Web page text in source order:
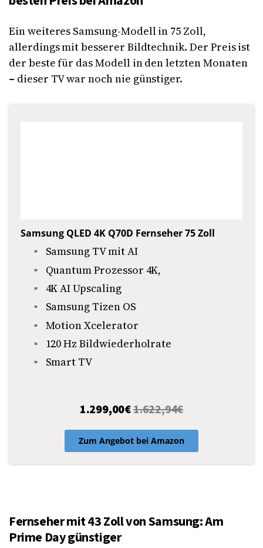
Ein weiteres Samsung-Modell in 75 Zoll,
allerdings mit besserer Bildtechnik. Der Preis ist
der beste für das Modell in den letzten Monaten
– dieser TV war noch nie günstiger.
Samsung QLED 4K Q70D Fernseher 75 Zoll
Samsung TV mit AI
Quantum Prozessor 4K,
4K AI Upscaling
Samsung Tizen OS
Motion Xcelerator
120 Hz Bildwiederholrate
Smart TV
1.299,00€1.622,94€
Zum Angebot bei Amazon
Fernseher mit 43 Zoll von Samsung: Am
Prime Day günstiger